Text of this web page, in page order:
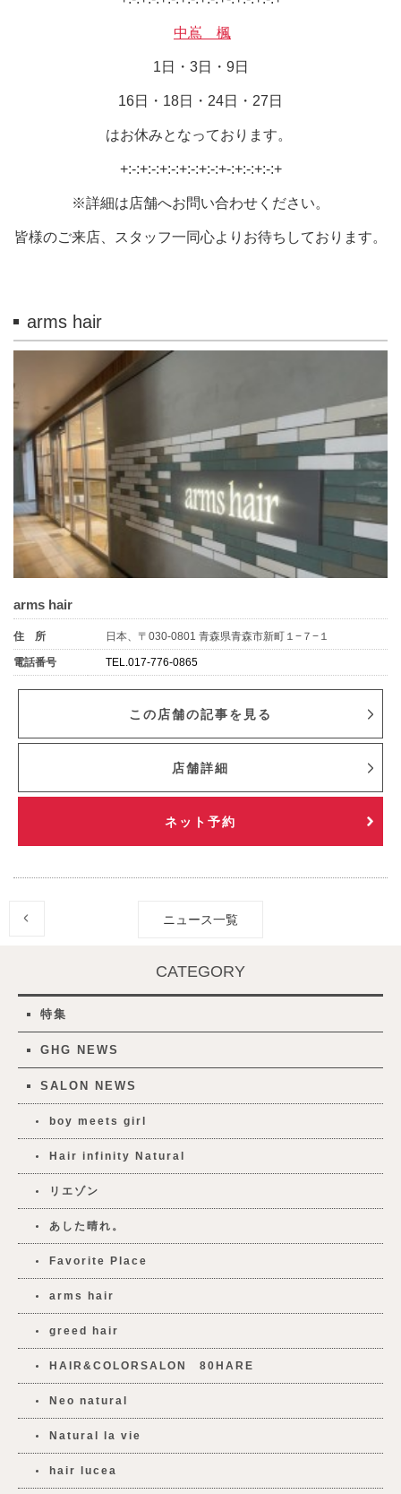
中嶌 楓
1日・3日・9日
16日・18日・24日・27日
はお休みとなっております。
+:-:+:-:+:-:+:-:+:-:+-:+:-:+:-:+
※詳細は店舗へお問い合わせください。
皆様のご来店、スタッフ一同心よりお待ちしております。
arms hair
arms hair
住 所 日本、〒030-0801 青森県青森市新町１−７−１
電話番号 TEL.017-776-0865
この店舗の記事を見る
店舗詳細
ネット予約
ニュース一覧
CATEGORY
特集
GHG NEWS
SALON NEWS
boy meets girl
Hair infinity Natural
リエゾン
あした晴れ。
Favorite Place
arms hair
greed hair
HAIR&COLORSALON 80HARE
Neo natural
Natural la vie
hair lucea